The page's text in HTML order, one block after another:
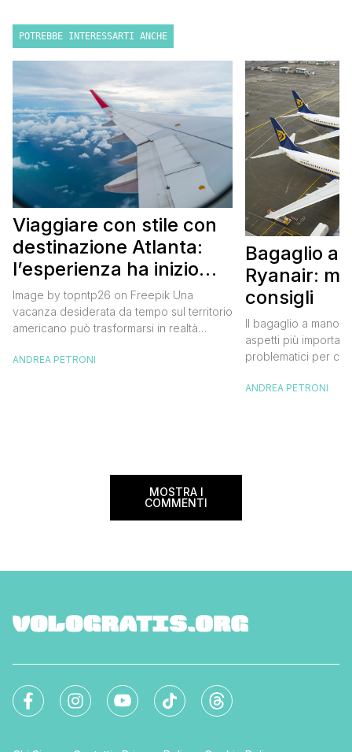
POTREBBE INTERESSARTI ANCHE
Viaggiare con stile con
destinazione Atlanta:
l’esperienza ha inizio
con un volo Air France
Image by topntp26 on Freepik Una
vacanza desiderata da tempo sul territorio
americano può trasformarsi in realtà
France. Tale realtà, fondata nel 1933, ha
ANDREA PETRONI
Bagaglio a
Ryanair:
consigli
Il bagaglio a mano
aspetti più
problematici per chi
bagaglio cambiano
ANDREA PETRONI
MOSTRA I
COMMENTI